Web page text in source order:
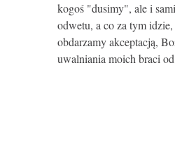
kogoś "dusimy", ale i
odwetu, a co za tym
obdarzamy akceptacją,
uwalniania moich braci